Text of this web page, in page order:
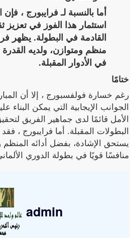
أما بالنسبة لـ فرايبورج ،
استثمار هذا الفوز في تعزيز
القادمة في البطولة. يظهر
منظم ومتوازن، ولديه
في الأدوار المقبلة.
ختامًا
رغم خسارة فولفسبورج ، إلا أن
الجوانب الإيجابية التي يمكن البناء
الأمل قائمًا لدى جماهير الفريق
البطولات المقبلة. أما فرايبورج ،
يستحق الإشادة، بفضل أدائه المنظم
منافسًا قويًا في بطولة الدوري
admin